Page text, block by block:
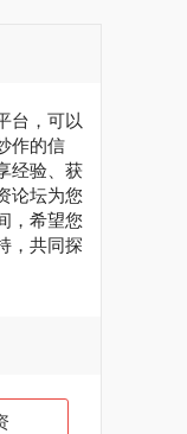
台，可以
作的信
经验、获
论坛为您
，希望您
，共同探